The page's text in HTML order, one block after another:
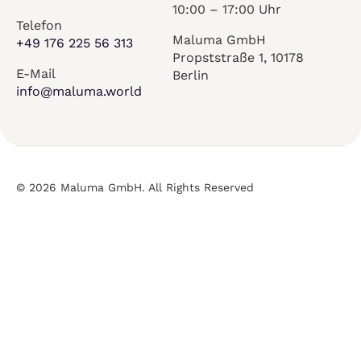
Telefon
+49 176 225 56 313
E-Mail
info@maluma.world
10:00 – 17:00 Uhr
Maluma GmbH
Propststraße 1, 10178
Berlin
© 2026 Maluma GmbH. All Rights Reserved